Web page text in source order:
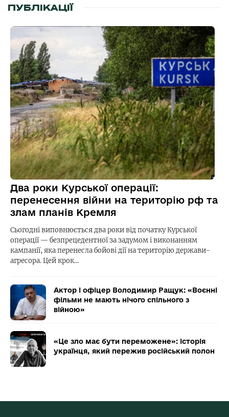
ПУБЛІКАЦІЇ
Два роки Курської операції:
перенесення війни на територію рф та
злам планів Кремля
Сьогодні виповнюється два роки від початку Курської
операції — безпрецедентної за задумом і виконанням
кампанії, яка перенесла бойові дії на територію держави-
агресора. Цей крок…
Актор і офіцер Володимир Ращук: «Воєнні
фільми не мають нічого спільного з
війною»
«Це зло має бути переможене»: історія
українця, який пережив російський полон